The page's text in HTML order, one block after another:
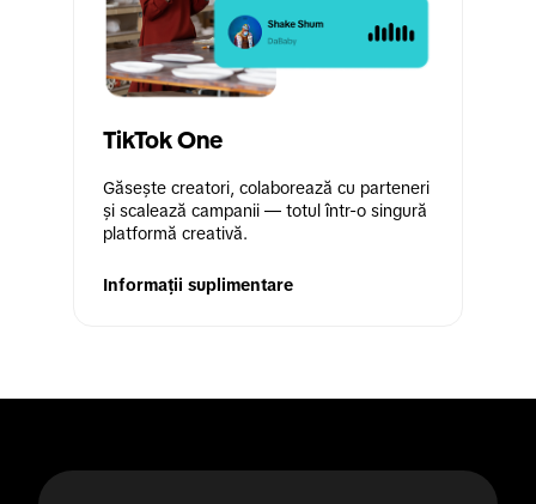
TikTok One
Găsește creatori, colaborează cu parteneri
și scalează campanii — totul într-o singură
platformă creativă.
Informații suplimentare